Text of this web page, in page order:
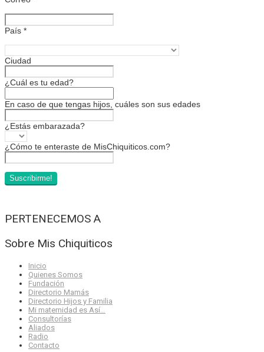
País *
Ciudad
¿Cuál es tu edad?
En caso de que tengas hijos, cuáles son sus edades
¿Estás embarazada?
¿Cómo te enteraste de MisChiquiticos.com?
PERTENECEMOS A
Sobre Mis Chiquiticos
Inicio
Quienes Somos
Fundación
Directorio Mamás
Directorio Hijos y Familia
Mi maternidad es Así…
Consultorías
Aliados
Radio
Contacto